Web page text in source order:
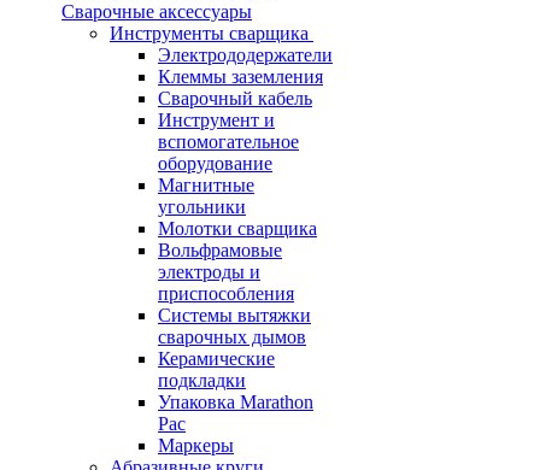
Сварочные аксессуары
Инструменты сварщика
Электрододержатели
Клеммы заземления
Сварочный кабель
Инструмент и
вспомогательное
оборудование
Магнитные
угольники
Молотки сварщика
Вольфрамовые
электроды и
приспособления
Системы вытяжки
сварочных дымов
Керамические
подкладки
Упаковка Marathon
Pac
Маркеры